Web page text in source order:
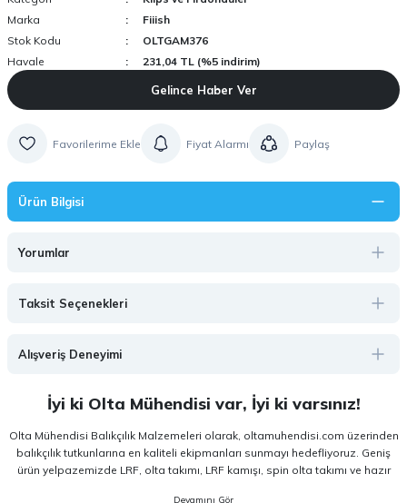
Marka
Fiiish
Stok Kodu
OLTGAM376
Havale
231,04 TL (%5 indirim)
Gelince Haber Ver
Fiyat Alarmı Paylaş
Ürün Bilgisi
Yorumlar
Taksit Seçenekleri
Alışveriş Deneyimi
İyi ki Olta Mühendisi var, İyi ki varsınız!
Olta Mühendisi Balıkçılık Malzemeleri olarak, oltamuhendisi.com üzerinden
balıkçılık tutkunlarına en kaliteli ekipmanları sunmayı hedefliyoruz. Geniş
ürün yelpazemizde LRF, olta takımı, LRF kamışı, spin olta takımı ve hazır